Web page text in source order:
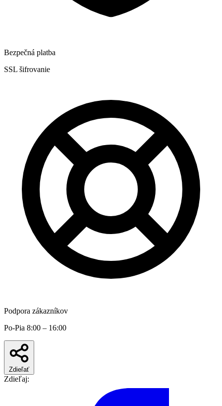
Bezpečná platba
SSL šifrovanie
Podpora zákazníkov
Po-Pia 8:00 – 16:00
Zdieľať
Zdieľaj: